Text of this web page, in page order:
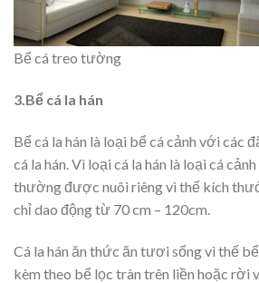
Bể cá treo tường
3.Bể cá la hán
Bể cá la hán là loại bể cá cảnh với các
cá la hán. Vì loại cá la hán là loại cá
thường được nuôi riêng vì thế kích
chỉ dao động từ 70 cm – 120cm.
Cá la hán ăn thức ăn tươi sống vì thế
kèm theo bể lọc tràn trên liền hoặc rời